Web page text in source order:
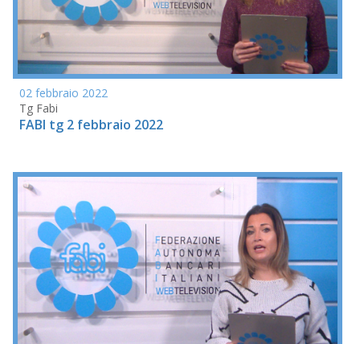
02 febbraio 2022
Tg Fabi
FABI tg 2 febbraio 2022